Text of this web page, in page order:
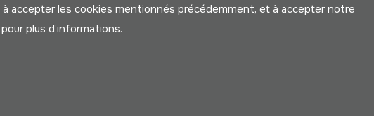
à accepter les cookies mentionnés précédemment, et à accepter notre
plus d’informations.